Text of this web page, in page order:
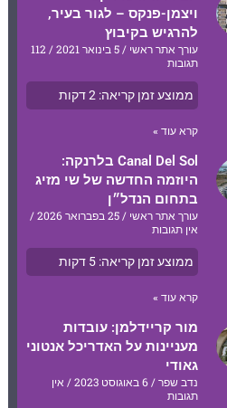
ויצמן-פנקס – לגור בעיר,
להרגיש בקיבוץ
עורך אתר ראשי 5 בינואר 2021
112
תגובות
ממוצע זמן קריאה: 2דקות
קרא עוד »
Canal Del Sol בלרנקה:
היוזמה החדשה של שי מזיג
בתחום הנדל״ן
עורך אתר ראשי 25 בפברואר 2026
אין תגובות
ממוצע זמן קריאה: 5 דקות
קרא עוד »
מור קריידלמן: עובדות
מעניינות על האדריכל אנטוני
גאודי
נדב שפר 6 באוגוסט 2023
אין
תגובות